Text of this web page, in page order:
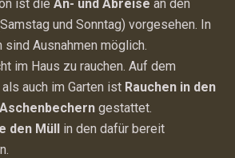
ist dieAn- und Abreise an den
und Sonntag) vorgesehen. In
Ausnahmen möglich.
im Haus zu rauchen. Auf dem
auch im Garten ist Rauchen in den
gestattet.
den Müll in den dafür bereit